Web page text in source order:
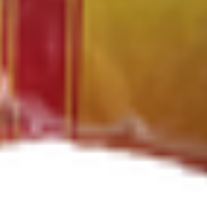
Гомельским облисполкомом